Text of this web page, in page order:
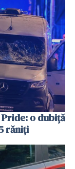
o dubiță
răniți